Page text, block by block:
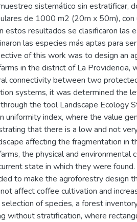
sistemático sin estratificar,
de 1000 m2 (20m x 50m),
estos resultados se clasificaron las
las especies más aptas para
of this work was to design an
in the district of La Providencia,
connectivity between two
systems, it was determined the
the tool Landscape Ecology
uniformity index, where the value
that there is a low and not
affecting the fragmentation in
the physical and environmental
state in which they were
to make the agroforestry design
affect coffee cultivation and
of species, a forest
without stratification, where